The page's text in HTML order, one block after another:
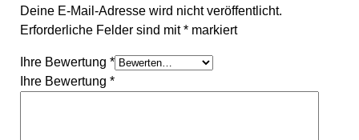
Deine E-Mail-Adresse wird nicht veröffentlicht.
Erforderliche Felder sind mit* markiert
Ihre Bewertung *
Ihre Bewertung *